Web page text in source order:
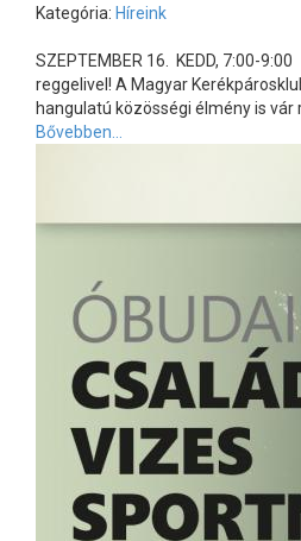
Kategória: Híreink
SZEPTEMBER 16. KEDD, 7:00-
reggelivel! A Magyar
hangulatú közösségi élmény is vár
Bővebben...